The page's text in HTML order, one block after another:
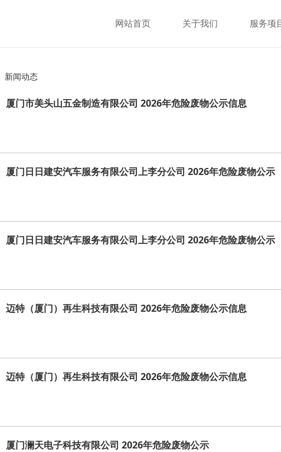
网站首页 关于我们 服务项
新闻动态
厦门市美头山五金制造有限公司 2026年危险废物公示信息
厦门日日建安汽车服务有限公司上李分公司 2026年危险废物公示
厦门日日建安汽车服务有限公司上李分公司 2026年危险废物公示
迈特（厦门）再生科技有限公司 2026年危险废物公示信息
迈特（厦门）再生科技有限公司 2026年危险废物公示信息
厦门澜天电子科技有限公司 2026年危险废物公示